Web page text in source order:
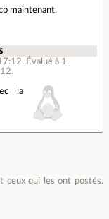
maintenant.
. Évalué à 1 .
la
ceux qui les ont postés.